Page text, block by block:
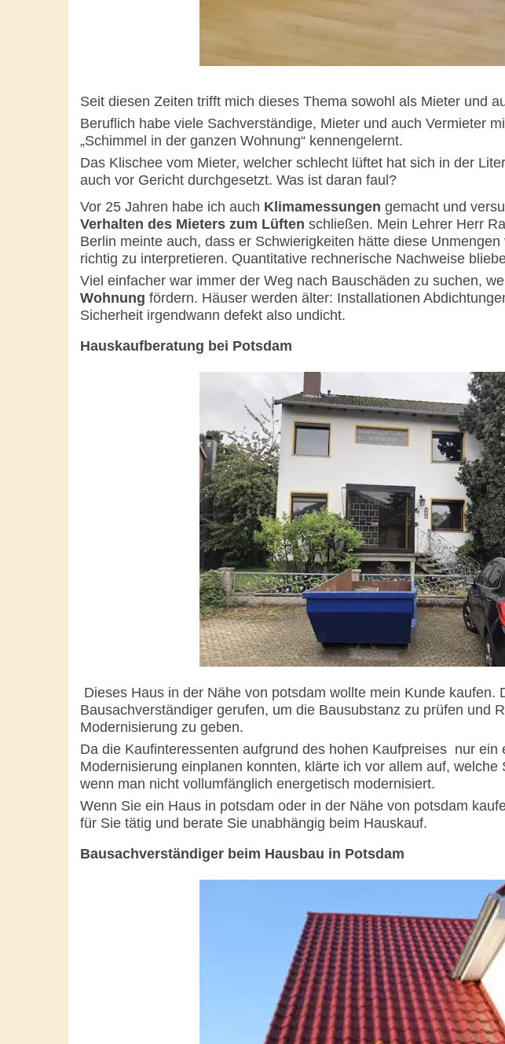
Seit diesen Zeiten trifft mich dieses Thema sowohl als Mieter und
Beruflich habe viele Sachverständige, Mieter und auch Vermieter
„Schimmel in der ganzen Wohnung“ kennengelernt.
Das Klischee vom Mieter, welcher schlecht lüftet hat sich in der
auch vor Gericht durchgesetzt. Was ist daran faul?
Vor 25 Jahren habe ich auch Klimamessungen gemacht und
Verhalten des Mieters zum Lüften schließen. Mein Lehrer Herr
Berlin meinte auch, dass er Schwierigkeiten hätte diese
richtig zu interpretieren. Quantitative rechnerische Nachweise
Viel einfacher war immer der Weg nach Bauschäden zu suchen,
Wohnung fördern. Häuser werden älter: Installationen
Sicherheit irgendwann defekt also undicht.
Hauskaufberatung bei Potsdam
Dieses Haus in der Nähe von potsdam wollte mein Kunde kaufen.
Bausachverständiger gerufen, um die Bausubstanz zu prüfen und
Modernisierung zu geben.
Da die Kaufinteressenten aufgrund des hohen Kaufpreises nur ein
Modernisierung einplanen konnten, klärte ich vor allem auf,
wenn man nicht vollumfänglich energetisch modernisiert.
Wenn Sie ein Haus in potsdam oder in der Nähe von potsdam
für Sie tätig und berate Sie unabhängig beim Hauskauf.
Bausachverständiger beim Hausbau in Potsdam